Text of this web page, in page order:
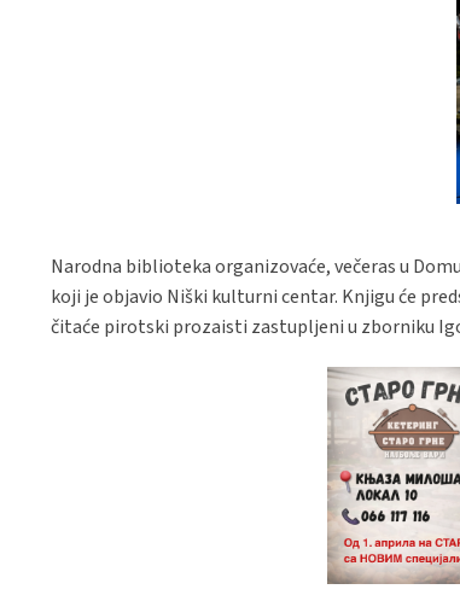
Narodna biblioteka organizovaće, večeras u
koji je objavio Niški kulturni centar. Knjigu će
čitaće pirotski prozaisti zastupljeni u zborniku